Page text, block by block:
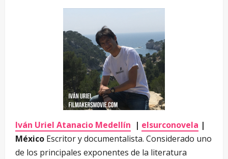
Iván Uriel Atanacio Medellín | elsurconovela |
México Escritor y documentalista. Considerado uno
de los principales exponentes de la literatura